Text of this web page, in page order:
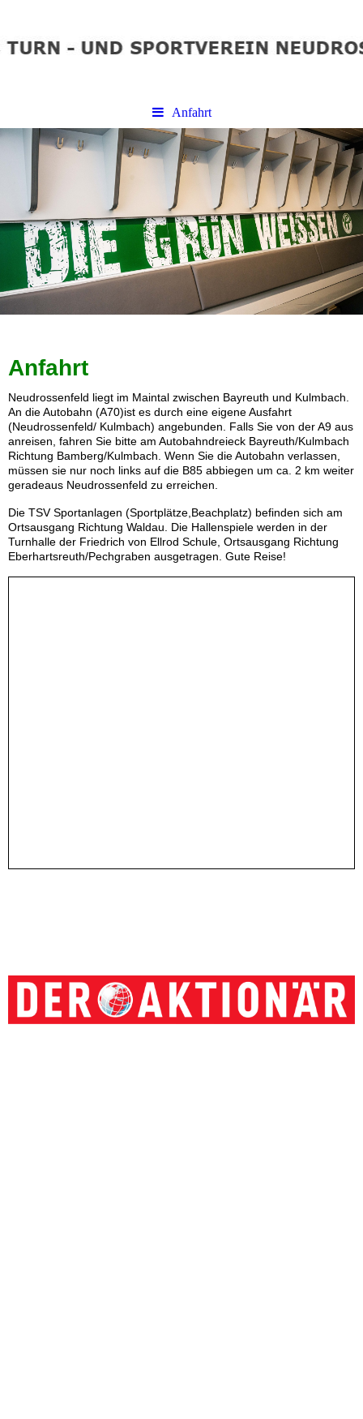
Anfahrt
Anfahrt
Neudrossenfeld liegt im Maintal zwischen Bayreuth und Kulmbach.
An die Autobahn (A70)ist es durch eine eigene Ausfahrt
(Neudrossenfeld/ Kulmbach) angebunden. Falls Sie von der A9 aus
anreisen, fahren Sie bitte am Autobahndreieck Bayreuth/Kulmbach
Richtung Bamberg/Kulmbach. Wenn Sie die Autobahn verlassen,
müssen sie nur noch links auf die B85 abbiegen um ca. 2 km weiter
geradeaus Neudrossenfeld zu erreichen.
Die TSV Sportanlagen (Sportplätze,Beachplatz) befinden sich am
Ortsausgang Richtung Waldau. Die Hallenspiele werden in der
Turnhalle der Friedrich von Ellrod Schule, Ortsausgang Richtung
Eberhartsreuth/Pechgraben ausgetragen. Gute Reise!